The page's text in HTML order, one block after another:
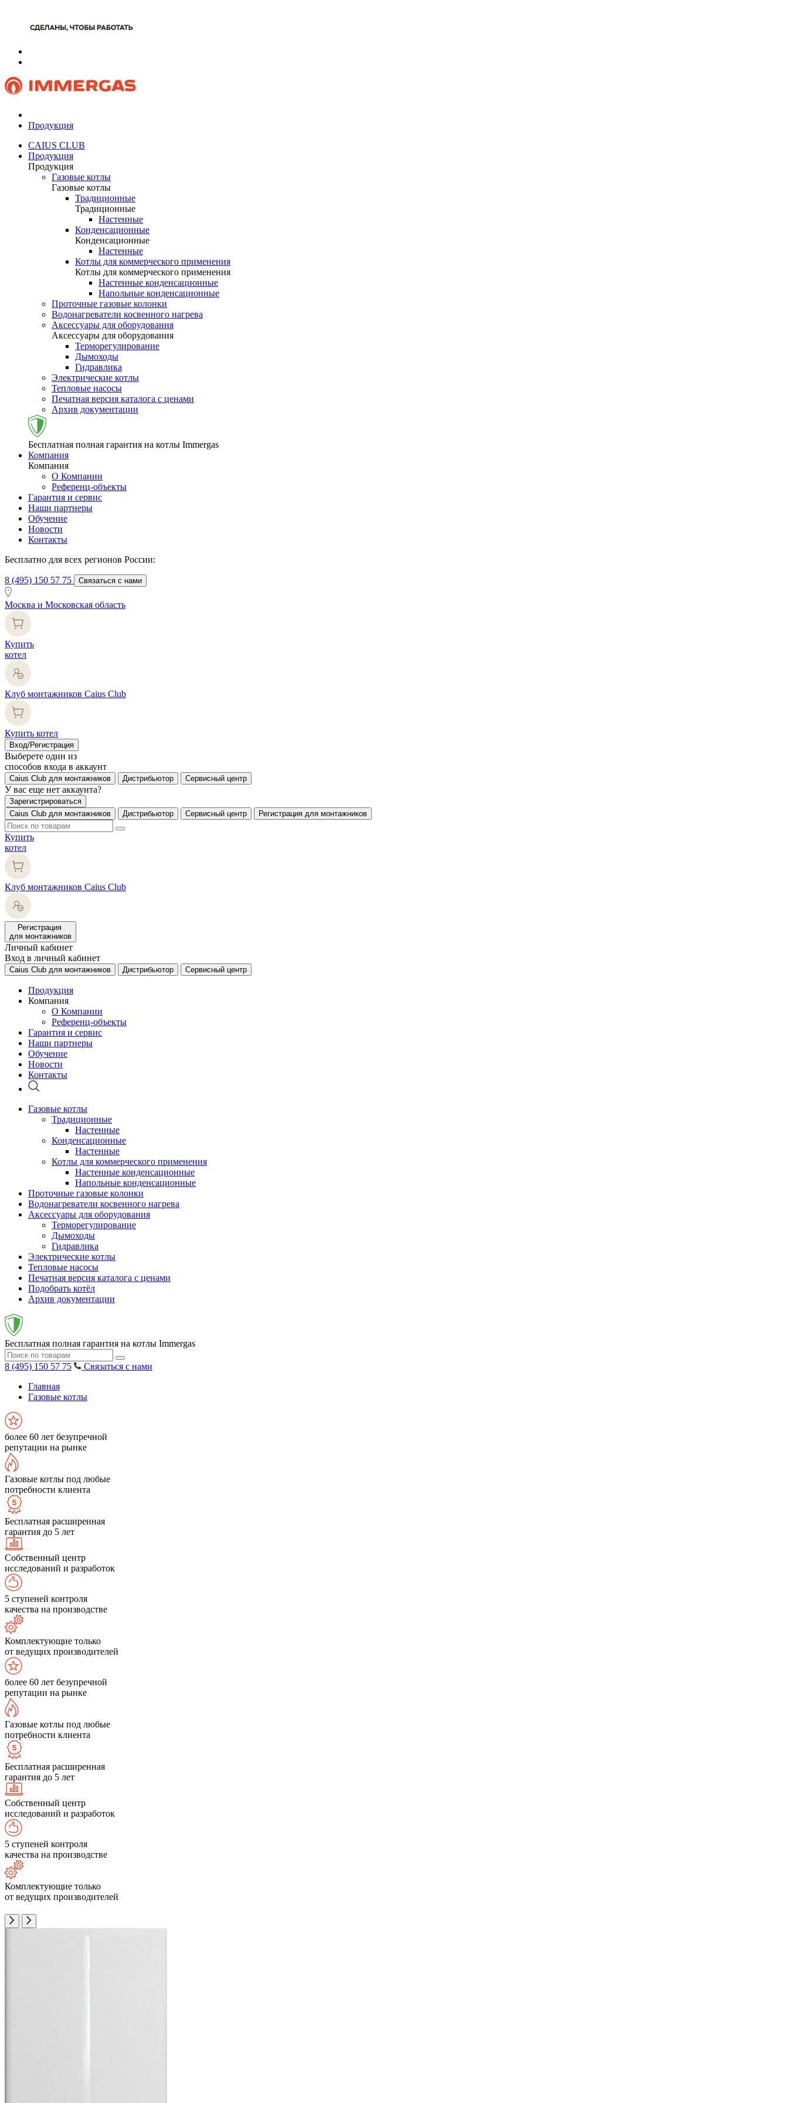
Продукция
CAIUS CLUB
Продукция
Продукция
Газовые котлы
Газовые котлы
Традиционные
Традиционные
Настенные
Конденсационные
Конденсационные
Настенные
Котлы для коммерческого применения
Котлы для коммерческого применения
Настенные конденсационные
Напольные конденсационные
Проточные газовые колонки
Водонагреватели косвенного нагрева
Аксессуары для оборудования
Аксессуары для оборудования
Терморегулирование
Дымоходы
Гидравлика
Электрические котлы
Тепловые насосы
Печатная версия каталога с ценами
Архив документации
Бесплатная полная гарантия на котлы Immergas
Компания
Компания
О Компании
Референц-объекты
Гарантия и сервис
Наши партнеры
Обучение
Новости
Контакты
Бесплатно для всех регионов России:
8 (495) 150 57 75 Связаться с нами
Москва и Московская область
Купить
котел
Клуб монтажников Caius Club
Купить котел
Вход/Регистрация
Выберете один из
способов входа в аккаунт
Caius Club для монтажников Дистрибьютор Сервисный центр
У вас еще нет аккаунта?
Зарегистрироваться
Caius Club для монтажников
Дистрибьютор Сервисный центр Регистрация для монтажников
Купить
котел
Клуб монтажников Caius Club
Регистрация
для монтажников
Личный кабинет
Вход в личный кабинет
Caius Club для монтажников Дистрибьютор Сервисный центр
Продукция
Компания
О Компании
Референц-объекты
Гарантия и сервис
Наши партнеры
Обучение
Новости
Контакты
Газовые котлы
Традиционные
Настенные
Конденсационные
Настенные
Котлы для коммерческого применения
Настенные конденсационные
Напольные конденсационные
Проточные газовые колонки
Водонагреватели косвенного нагрева
Аксессуары для оборудования
Терморегулирование
Дымоходы
Гидравлика
Электрические котлы
Тепловые насосы
Печатная версия каталога с ценами
Подобрать котёл
Архив документации
Бесплатная полная гарантия на котлы Immergas
8 (495) 150 57 75
Связаться с нами
Главная
Газовые котлы
более 60 лет безупречной
репутации на рынке
Газовые котлы под любые
потребности клиента
Бесплатная расширенная
гарантия до 5 лет
Собственный центр
исследований и разработок
5 ступеней контроля
качества на производстве
Комплектующие только
от ведущих производителей
более 60 лет безупречной
репутации на рынке
Газовые котлы под любые
потребности клиента
Бесплатная расширенная
гарантия до 5 лет
Собственный центр
исследований и разработок
5 ступеней контроля
качества на производстве
Комплектующие только
от ведущих производителей